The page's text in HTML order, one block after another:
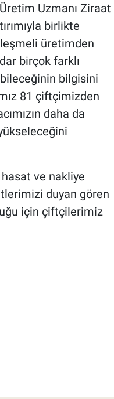
Uzmanı Ziraat
birlikte
üretimden
birçok farklı
bilgisini
81 çiftçimizden
daha da
ve nakliye
duyan gören
için çiftçilerimiz